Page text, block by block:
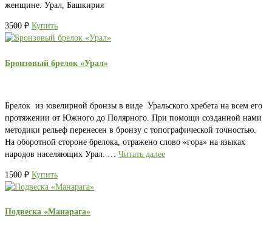
женщине. Урал, Башкирия
3500 ₽ Купить
Бронзовый брелок «Урал»
Брелок из ювелирной бронзы в виде Уральского хребета на всем его
протяжении от Южного до Полярного. При помощи созданной нами
методики рельеф перенесен в бронзу с топографической точностью.
На оборотной стороне брелока, отражено слово «гора» на языках
народов населяющих Урал. … Читать далее
1500 ₽ Купить
Подвеска «Манарага»